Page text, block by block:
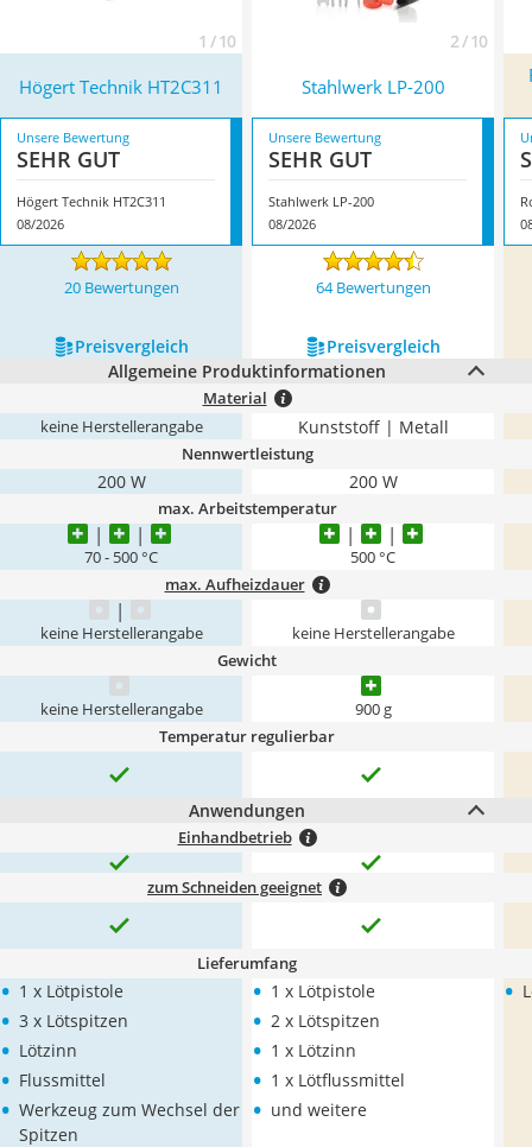
1 / 10 2 / 10
Högert Technik HT2C311 Stahlwerk LP-200
Unsere Bewertung
SEHR GUT
Högert Technik HT2C311
08/2026
Unsere Bewertung
SEHR GUT
Stahlwerk LP-200
08/2026
20 Bewertungen 64 Bewertungen
Preis­vergleich
Preis­vergleich
Allgemeine Produktinformationen
Material
keine Herstellerangabe Kunststoff | Metall
Nennwertleistung
200 W 200 W
max. Arbeitstemperatur
70 - 500 °C 500 °C
max. Aufheizdauer
keine Herstellerangabe keine Herstellerangabe
Gewicht
keine Herstellerangabe 900 g
Temperatur regulierbar
Anwendungen
Einhandbetrieb
zum Schneiden geeignet
Lieferumfang
• 1 x Lötpistole
• 3 x Lötspitzen
• Lötzinn
• Flussmittel
• Werkzeug zum Wechsel der
Spitzen
• 1 x Lötpistole
• 2 x Lötspitzen
• 1 x Lötzinn
• 1 x Lötflussmittel
• und weitere
•